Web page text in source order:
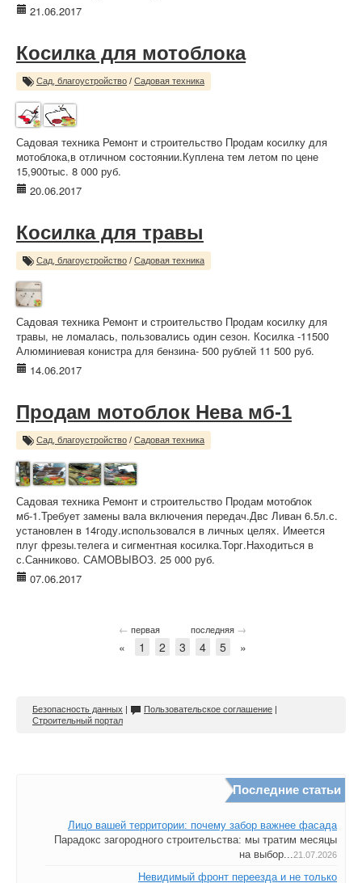
21.06.2017
Косилка для мотоблока
Сад, благоустройство / Садовая техника
Садовая техника Ремонт и строительство Продам косилку для
мотоблока,в отличном состоянии.Куплена тем летом по цене
15,900тыс. 8 000 руб.
20.06.2017
Косилка для травы
Сад, благоустройство / Садовая техника
Садовая техника Ремонт и строительство Продам косилку для
травы, не ломалась, пользовались один сезон. Косилка -11500
Алюминиевая конистра для бензина- 500 рублей 11 500 руб.
14.06.2017
Продам мотоблок Нева мб-1
Сад, благоустройство / Садовая техника
Садовая техника Ремонт и строительство Продам мотоблок
мб-1.Требует замены вала включения передач.Двс Ливан 6.5л.с.
установлен в 14году.использовался в личных целях. Имеется
плуг фрезы.телега и сигментная косилка.Торг.Находиться в
с.Санниково. САМОВЫВОЗ. 25 000 руб.
07.06.2017
← первая последняя →
« 1 2 3 4 5 »
Безопасность данных | Пользовательское соглашение |
Строительный портал
Последние статьи
Лицо вашей территории: почему забор важнее фасада
Парадокс загородного строительства: мы тратим месяцы
на выбор...21.07.2026
Невидимый фронт переезда и не только